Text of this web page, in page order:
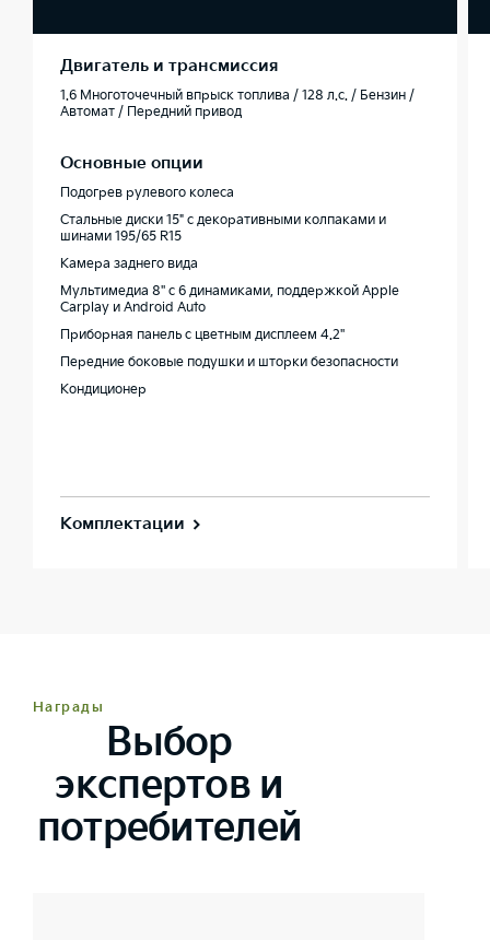
Двигатель и трансмиссия
1.6 Многоточечный впрыск топлива / 128 л.с. / Бензин /
Автомат / Передний привод
Основные опции
Подогрев рулевого колеса
Стальные диски 15" с декоративными колпаками и
шинами 195/65 R15
Камера заднего вида
Мультимедиа 8'' с 6 динамиками, поддержкой Apple
Carplay и Android Auto
Приборная панель c цветным дисплеем 4.2''
Передние боковые подушки и шторки безопасности
Кондиционер
Комплектации
Награды
Выбор
экспертов и
потребителей